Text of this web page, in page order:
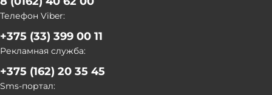
Телефон Viber:
+375 (33) 399 00 11
Рекламная служба:
+375 (162) 20 35 45
Sms-портал: